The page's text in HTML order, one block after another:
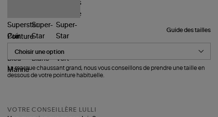
Guide des tailles
Pointure
La marque chaussant grand, nous vous conseillons de prendre une taille en
dessous de votre pointure habituelle.
VOTRE CONSEILLÈRE LULLI